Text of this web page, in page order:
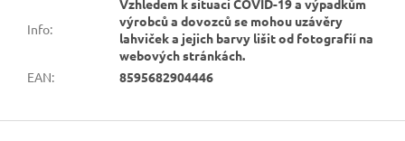
Info:
Vzhledem k situaci COVID-19 a výpadkům
výrobců a dovozců se mohou uzávěry
lahviček a jejich barvy lišit od fotografií na
webových stránkách.
EAN: 8595682904446
Z